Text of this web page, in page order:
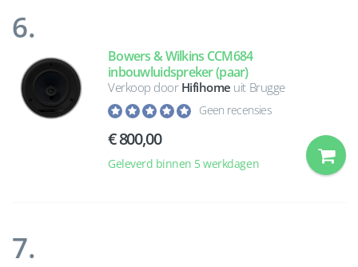
6.
Bowers & Wilkins CCM684
inbouwluidspreker (paar)
Verkoop door Hifihome uit Brugge
Geen recensies
€ 800,00
Geleverd binnen 5 werkdagen
7.